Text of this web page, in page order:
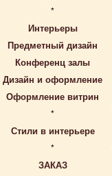
*
Интерьеры
Предметный дизайн
Конференц залы
Дизайн и оформление
Оформление витрин
*
Стили в интерьере
*
ЗАКАЗ